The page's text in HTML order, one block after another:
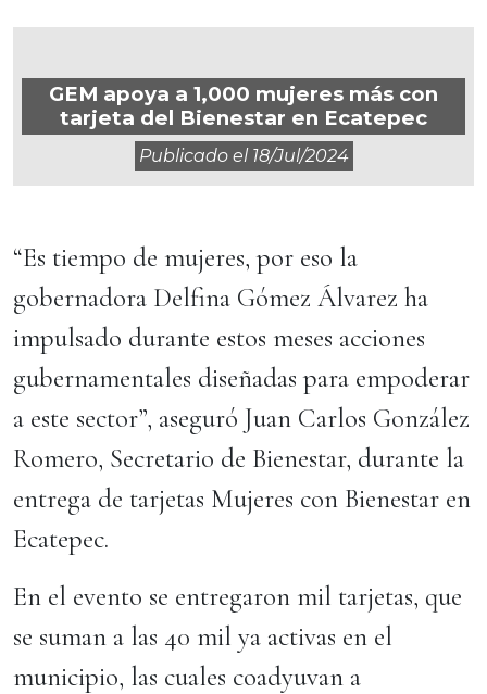
GEM apoya a 1,000 mujeres más con
tarjeta del Bienestar en Ecatepec
Publicado el 18/jul/2024
“Es tiempo de mujeres, por eso la
gobernadora Delfina Gómez Álvarez ha
impulsado durante estos meses acciones
gubernamentales diseñadas para empoderar
a este sector”, aseguró Juan Carlos González
Romero, Secretario de Bienestar, durante la
entrega de tarjetas Mujeres con Bienestar en
Ecatepec.
En el evento se entregaron mil tarjetas, que
se suman a las 40 mil ya activas en el
municipio, las cuales coadyuvan a